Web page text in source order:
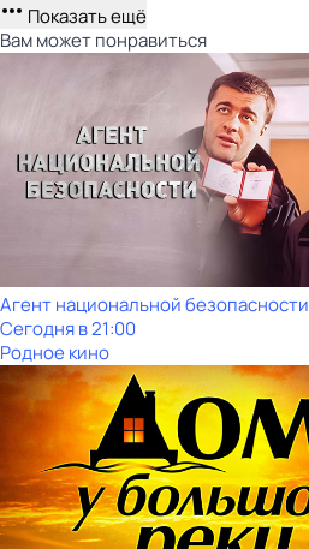
Показать ещё
Вам может понравиться
Агент национальной безопасности
Сегодня в 21:00
Родное кино